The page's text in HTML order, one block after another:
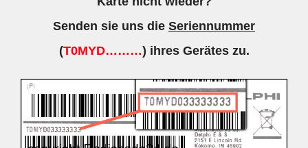
Senden sie uns die Seriennummer
(T0MYD………) ihres Gerätes zu.